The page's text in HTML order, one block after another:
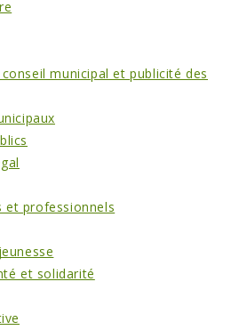
municipal et publicité des
et professionnels
et solidarité